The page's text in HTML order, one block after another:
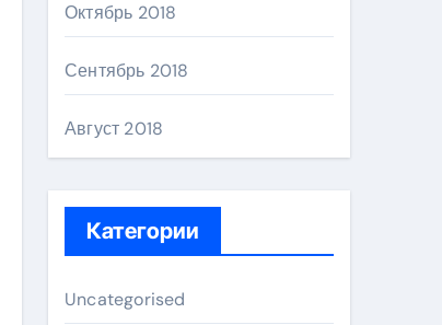
Октябрь 2018
Сентябрь 2018
Август 2018
Категории
Uncategorised